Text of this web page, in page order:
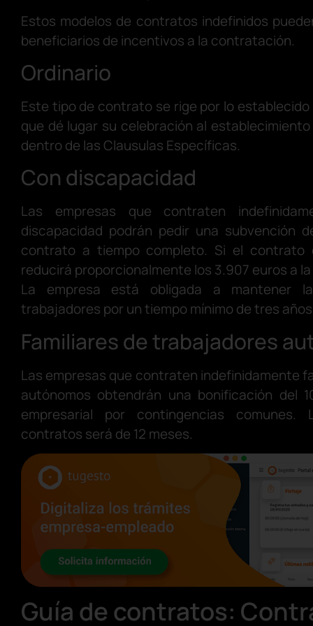
Estos modelos de contratos indefinidos
beneficiarios de incentivos a la contratación.
Ordinario
Este tipo de contrato se rige por lo
que dé lugar su celebración al
dentro de las Clausulas Específicas.
Con discapacidad
Las empresas que contraten
discapacidad podrán pedir una subvención
contrato a tiempo completo. Si el contrato
reducirá proporcionalmente los 3.907 euros a
La empresa está obligada a mantener
trabajadores por un tiempo mínimo de tres
Familiares de trabajadores
Las empresas que contraten indefinidamente
autónomos obtendrán una bonificación del
empresarial por contingencias
contratos será de 12 meses.
Guía de contratos: